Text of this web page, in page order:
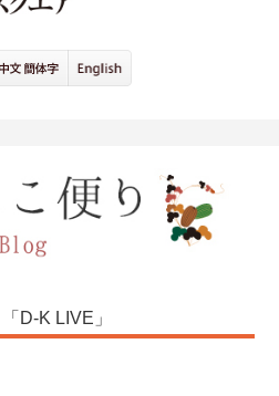
D-K LIVE」